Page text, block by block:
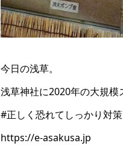
今日の浅草。
浅草神社に2020年の大規
#正しく恐れてしっかり対
https://e-asakusa.jp